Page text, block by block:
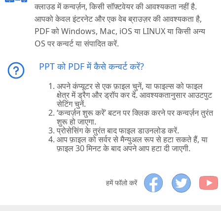
क्लाउड में कन्वर्ज़न, किसी सॉफ़्टवेयर की आवश्यकता नहीं है.
आपको केवल इंटरनेट और एक वेब ब्राउज़र की आवश्यकता है,
PDF को Windows, Mac, iOS या LINUX या किसी अन्य
OS पर कन्वर्ट या संपादित करें.
PPT को PDF में कैसे कन्वर्ट करें?
अपने कंप्यूटर से एक फ़ाइल चुनें, या फाइल्स को फाइल
क्षेत्र में ड्रैग और ड्रॉप कर दें. आवश्यकतानुसार आउटपुट
सेटिंग चुनें.
‘कन्वर्ज़न शुरू करें’ बटन पर क्लिक करने पर कन्वर्ज़न तुरंत
शुरू हो जाएगा.
प्रोसेसिंग के तुरंत बाद फाइल डाउनलोड करें.
आप फ़ाइल को सर्वर से मैन्युअल रूप से हटा सकते हैं, या
फ़ाइल 30 मिनट के बाद अपने आप हटा दी जाएगी.
हमें फॉलो करें